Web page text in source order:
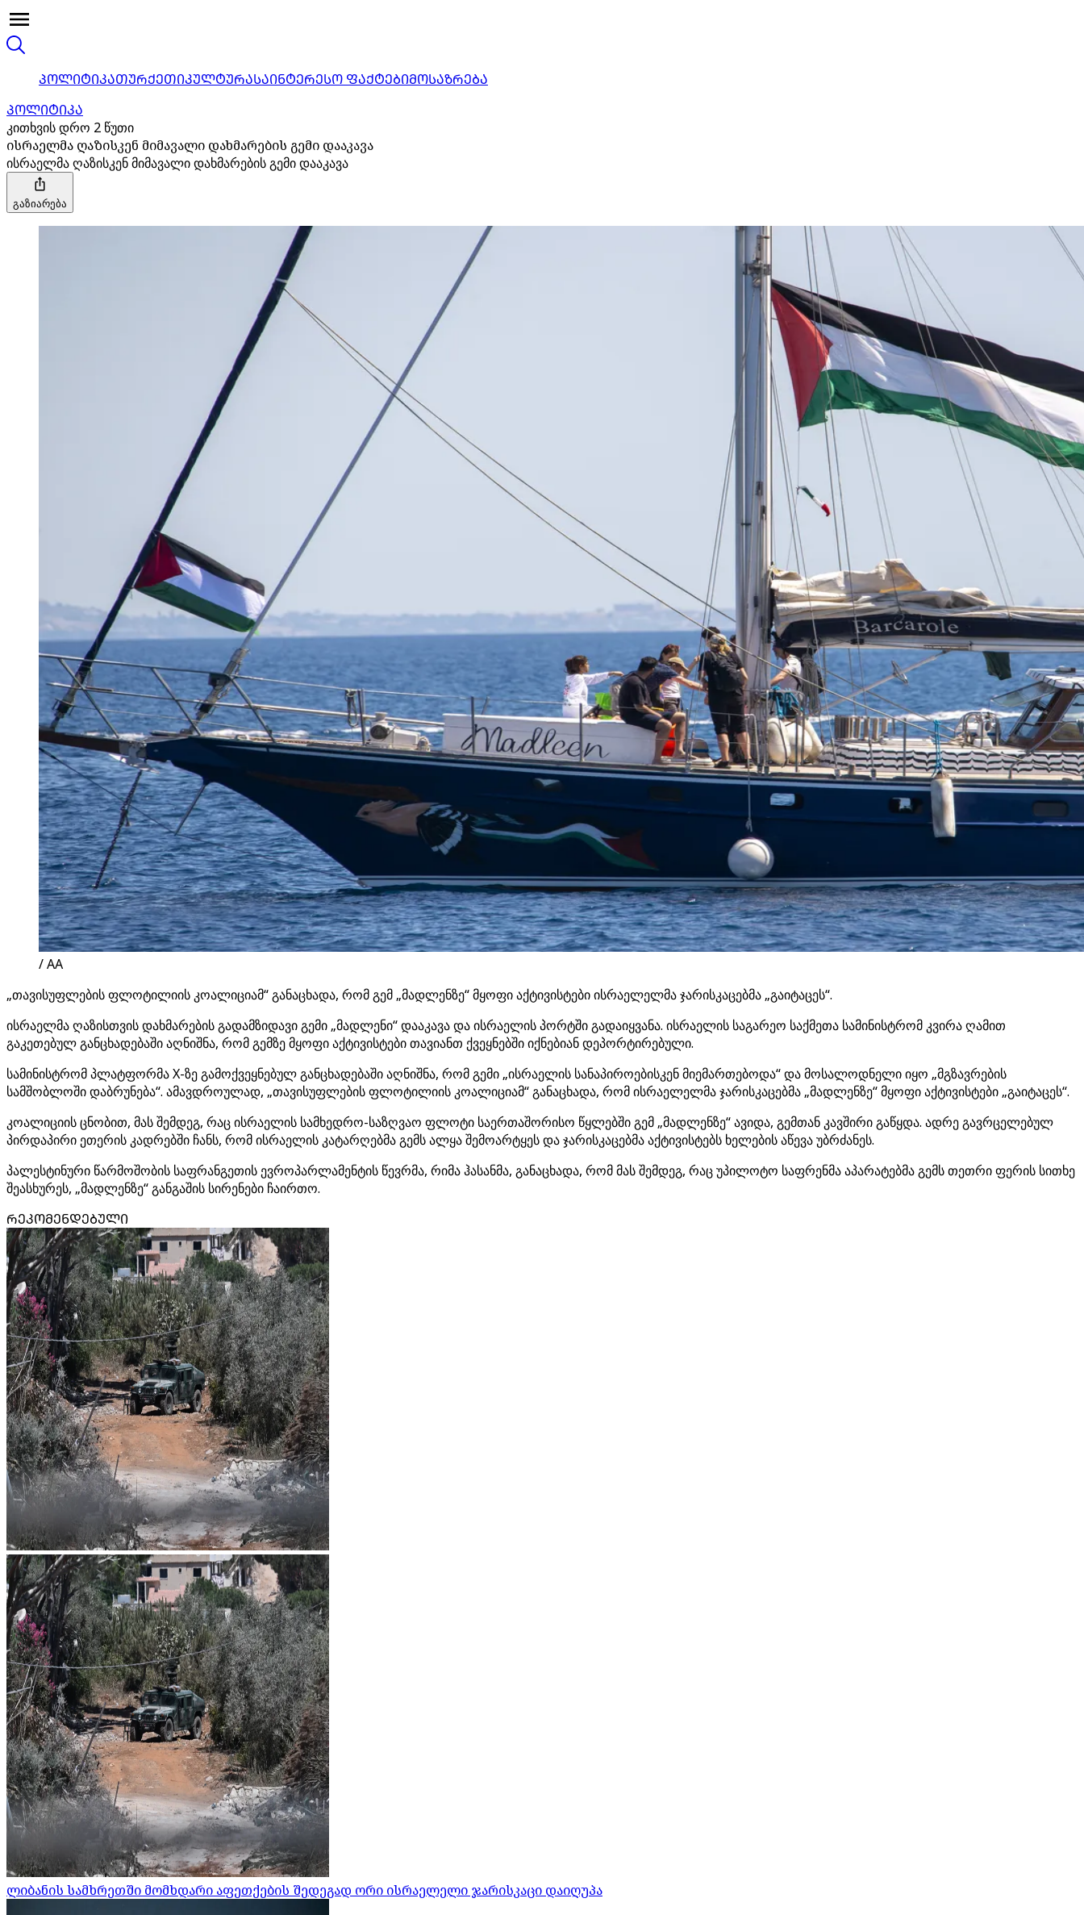
ᲞᲝᲚᲘᲢᲘᲙᲐᲗᲣᲠᲥᲔᲗᲘᲙᲣᲚᲢᲣᲠᲐᲡᲐᲘᲜᲢᲔᲠᲔᲡᲝ ᲤᲐᲥᲢᲔᲑᲘᲛᲝᲡᲐᲖᲠᲔᲑᲐ
ᲞᲝᲚᲘᲢᲘᲙᲐ
კითხვის დრო 2 წუთი
ისრაელმა ღაზისკენ მიმავალი დახმარების გემი დააკავა
ისრაელმა ღაზისკენ მიმავალი დახმარების გემი დააკავა
გაზიარება
/ AA
„თავისუფლების ფლოტილიის კოალიციამ“ განაცხადა, რომ გემ „მადლენზე“ მყოფი აქტივისტები ისრაელელმა ჯარისკაცებმა „გაიტაცეს“.
ისრაელმა ღაზისთვის დახმარების გადამზიდავი გემი „მადლენი“ დააკავა და ისრაელის პორტში გადაიყვანა. ისრაელის საგარეო საქმეთა სამინისტრომ კვირა ღამით
გაკეთებულ განცხადებაში აღნიშნა, რომ გემზე მყოფი აქტივისტები თავიანთ ქვეყნებში იქნებიან დეპორტირებული.
სამინისტრომ პლატფორმა X-ზე გამოქვეყნებულ განცხადებაში აღნიშნა, რომ გემი „ისრაელის სანაპიროებისკენ მიემართებოდა“ და მოსალოდნელი იყო „მგზავრების
სამშობლოში დაბრუნება“. ამავდროულად, „თავისუფლების ფლოტილიის კოალიციამ“ განაცხადა, რომ ისრაელელმა ჯარისკაცებმა „მადლენზე“ მყოფი აქტივისტები „გაიტაცეს“.
კოალიციის ცნობით, მას შემდეგ, რაც ისრაელის სამხედრო-საზღვაო ფლოტი საერთაშორისო წყლებში გემ „მადლენზე“ ავიდა, გემთან კავშირი გაწყდა. ადრე გავრცელებულ
პირდაპირი ეთერის კადრებში ჩანს, რომ ისრაელის კატარღებმა გემს ალყა შემოარტყეს და ჯარისკაცებმა აქტივისტებს ხელების აწევა უბრძანეს.
პალესტინური წარმოშობის საფრანგეთის ევროპარლამენტის წევრმა, რიმა ჰასანმა, განაცხადა, რომ მას შემდეგ, რაც უპილოტო საფრენმა აპარატებმა გემს თეთრი ფერის სითხე
შეასხურეს, „მადლენზე“ განგაშის სირენები ჩაირთო.
ᲠᲔᲙᲝᲛᲔᲜᲓᲔᲑᲣᲚᲘ
ლიბანის სამხრეთში მომხდარი აფეთქების შედეგად ორი ისრაელელი ჯარისკაცი დაიღუპა